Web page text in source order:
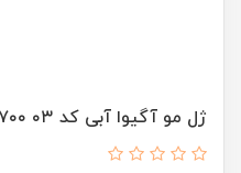
ژل مو آگیوا آبی کد ۰۳ ۷۰۰ میل